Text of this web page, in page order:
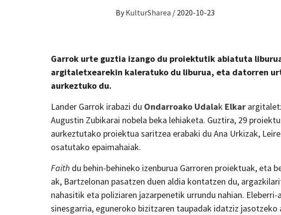
By KulturSharea / 2020-10-23
Garrok urte guztia izango du proiektutik abiatuta
argitaletxearekin kaleratuko du liburua, eta datorren
aurkeztuko du.
Lander Garrok irabazi du Ondarroako Udalak Elkar
Augustin Zubikarai nobela beka lehiaketa. Guztira, 29
aurkeztutako proiektua saritzea erabaki du Ana Urkizak,
osatutako epaimahaiak.
Faith du behin-behineko izenburua Garroren proiektuak, eta
ak, Bartzelonan pasatzen duen aldia kontatzen du,
nahasitik eta poliziaren jazarpenetik urrundu nahian.
sinesgarria, eguneroko bizitzaren taupadak idatziz jasotzeko